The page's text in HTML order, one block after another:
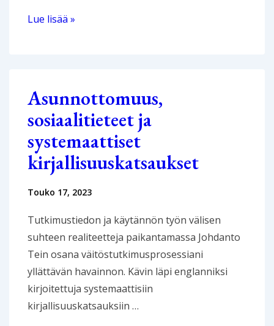
Sosiaalityö
Lue lisää »
Asunnottomuus,
sosiaalitieteet ja
systemaattiset
kirjallisuuskatsaukset
Touko 17, 2023
Tutkimustiedon ja käytännön työn välisen
suhteen realiteetteja paikantamassa Johdanto
Tein osana väitöstutkimusprosessiani
yllättävän havainnon. Kävin läpi englanniksi
kirjoitettuja systemaattisiin
kirjallisuuskatsauksiin …